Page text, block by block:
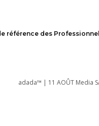
référence des
adada™ | 11 AOÛT Media